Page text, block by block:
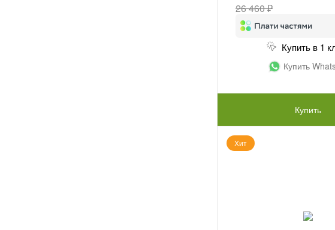
26 460 ₽
Купить в 1
Купить
Купить
Хит